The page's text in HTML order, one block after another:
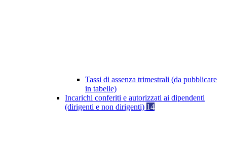
Tassi di assenza trimestrali (da pubblicare
in tabelle)
Incarichi conferiti e autorizzati ai dipendenti
(dirigenti e non dirigenti) 14